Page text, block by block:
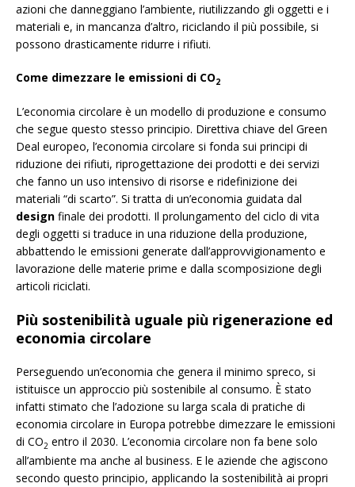
azioni che danneggiano l’ambiente, riutilizzando gli oggetti e i
materiali e, in mancanza d’altro, riciclando il più possibile, si
possono drasticamente ridurre i rifiuti.
Come dimezzare le emissioni di CO2
L’economia circolare è un modello di produzione e consumo
che segue questo stesso principio. Direttiva chiave del Green
Deal europeo, l’economia circolare si fonda sui principi di
riduzione dei rifiuti, riprogettazione dei prodotti e dei servizi
che fanno un uso intensivo di risorse e ridefinizione dei
materiali “di scarto”. Si tratta di un’economia guidata dal
design finale dei prodotti. Il prolungamento del ciclo di vita
degli oggetti si traduce in una riduzione della produzione,
abbattendo le emissioni generate dall’approvvigionamento e
lavorazione delle materie prime e dalla scomposizione degli
articoli riciclati.
Più sostenibilità uguale più rigenerazione ed
economia circolare
Perseguendo un’economia che genera il minimo spreco, si
istituisce un approccio più sostenibile al consumo. È stato
infatti stimato che l’adozione su larga scala di pratiche di
economia circolare in Europa potrebbe dimezzare le emissioni
di CO2 entro il 2030. L’economia circolare non fa bene solo
all’ambiente ma anche al business. E le aziende che agiscono
secondo questo principio, applicando la sostenibilità ai propri